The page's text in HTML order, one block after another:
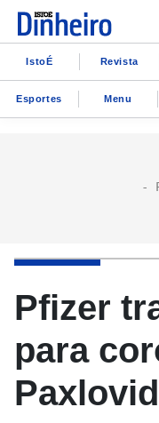
IstoÉ Revista
Esportes Menu
Pfizer
para
Paxlovid